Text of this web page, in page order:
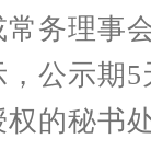
常务理事
，公示期5
权的秘书